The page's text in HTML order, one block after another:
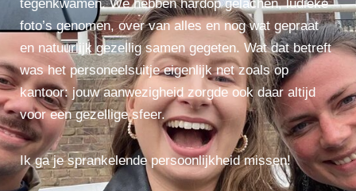
tegenkwamen. We hebben hardop gelachen, ludieke
foto’s genomen, over van alles en nog wat gepraat
en natuurlijk gezellig samen gegeten. Wat dat betreft
was het personeelsuitje eigenlijk net zoals op
kantoor: jouw aanwezigheid zorgde ook daar altijd
voor een gezellige sfeer.
Ik ga je sprankelende persoonlijkheid missen!